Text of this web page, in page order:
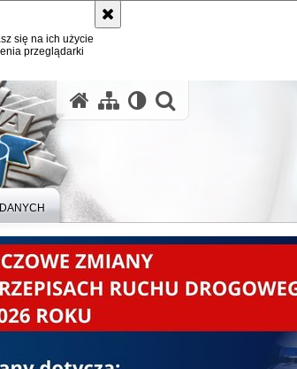
się na ich użycie
przeglądarki